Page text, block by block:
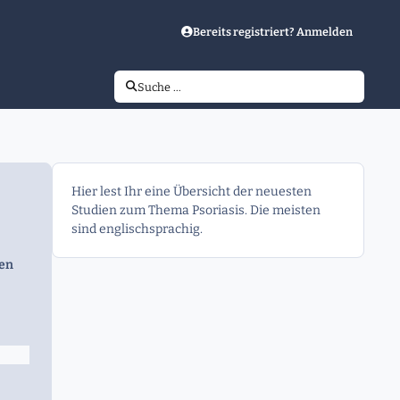
Bereits registriert? Anmelden
Suche …
Hier lest Ihr eine Übersicht der neuesten
Studien zum Thema Psoriasis. Die meisten
sind englischsprachig.